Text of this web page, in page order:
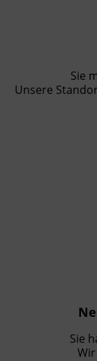
Sie
Unsere
Sie